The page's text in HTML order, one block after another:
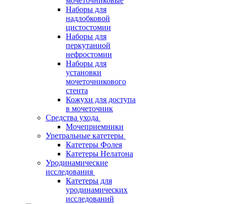
Наборы для
надлобковой
цистостомии
Наборы для
перкутанной
нефростомии
Наборы для
установки
мочеточникового
стента
Кожухи для доступа
в мочеточник
Средства ухода
Мочеприемники
Уретральные катетеры
Катетеры Фолея
Катетеры Нелатона
Уродинамические
исследования
Катетеры для
уродинамических
исследований